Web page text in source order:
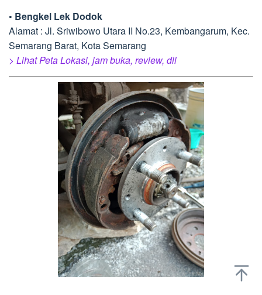
• Bengkel Lek Dodok
Alamat : Jl. Sriwibowo Utara II No.23, Kembangarum, Kec.
Semarang Barat, Kota Semarang
> Lihat Peta Lokasi, jam buka, review, dll